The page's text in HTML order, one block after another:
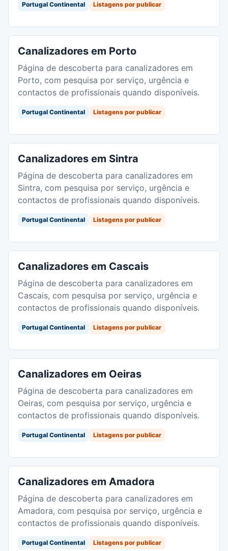
Portugal Continental Listagens por publicar
Canalizadores em Porto
Página de descoberta para canalizadores em
Porto, com pesquisa por serviço, urgência e
contactos de profissionais quando disponíveis.
Portugal Continental Listagens por publicar
Canalizadores em Sintra
Página de descoberta para canalizadores em
Sintra, com pesquisa por serviço, urgência e
contactos de profissionais quando disponíveis.
Portugal Continental Listagens por publicar
Canalizadores em Cascais
Página de descoberta para canalizadores em
Cascais, com pesquisa por serviço, urgência e
contactos de profissionais quando disponíveis.
Portugal Continental Listagens por publicar
Canalizadores em Oeiras
Página de descoberta para canalizadores em
Oeiras, com pesquisa por serviço, urgência e
contactos de profissionais quando disponíveis.
Portugal Continental Listagens por publicar
Canalizadores em Amadora
Página de descoberta para canalizadores em
Amadora, com pesquisa por serviço, urgência e
contactos de profissionais quando disponíveis.
Portugal Continental Listagens por publicar